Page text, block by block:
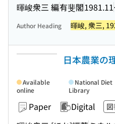
暉峻衆三 編有斐閣1981.11
Author Heading 暉峻, 衆三,
日本農業の
Paper Digital
Available
online
National Diet
Library